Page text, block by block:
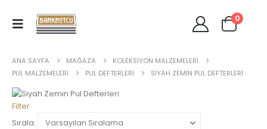
0
ANA SAYFA MAĞAZA
KOLEKSIYON MALZEMELERI
PUL MALZEMELERI
PUL DEFTERLERI SIYAH ZEMIN PUL DEFTERLERI
Filter
Sırala: